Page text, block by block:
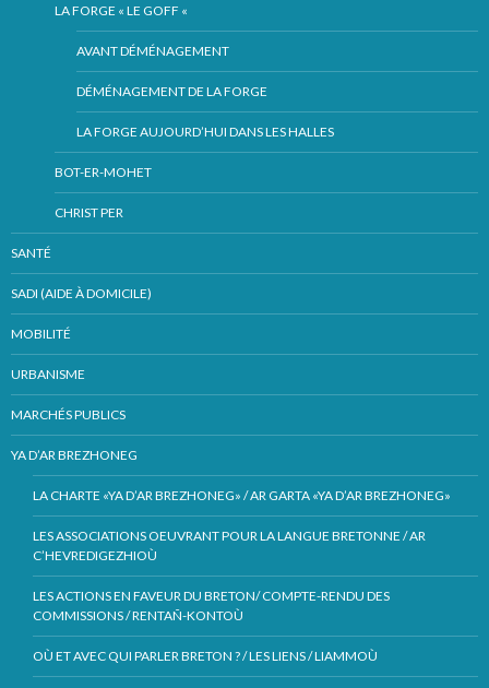
LA FORGE « LE GOFF «
AVANT DÉMÉNAGEMENT
DÉMÉNAGEMENT DE LA FORGE
LA FORGE AUJOURD’HUI DANS LES HALLES
BOT-ER-MOHET
CHRIST PER
SANTÉ
SADI (AIDE À DOMICILE)
MOBILITÉ
URBANISME
MARCHÉS PUBLICS
YA D’AR BREZHONEG
LA CHARTE «YA D’AR BREZHONEG» / AR GARTA «YA D’AR BREZHONEG»
LES ASSOCIATIONS OEUVRANT POUR LA LANGUE BRETONNE / AR
C’HEVREDIGEZHIOÙ
LES ACTIONS EN FAVEUR DU BRETON/ COMPTE-RENDU DES
COMMISSIONS / RENTAÑ-KONTOÙ
OÙ ET AVEC QUI PARLER BRETON ? / LES LIENS / LIAMMOÙ